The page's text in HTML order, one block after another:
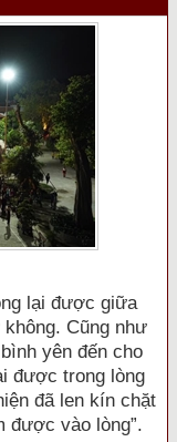
lại được giữa
Cũng như
yên đến cho
được trong lòng
đã len kín chặt
được vào lòng”.